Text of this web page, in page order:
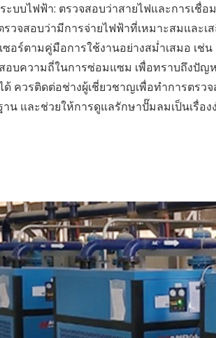
บบไฟฟ้า: ตรวจสอบว่าสายไฟและการเชื่
วจสอบว่ามีการจ่ายไฟฟ้าที่เหมาะสมและเ
ซอร์ตามคู่มือการใช้งานอย่างสม่ำเสมอ เ
อบความถี่ในการซ่อมแซม เพื่อทราบถึงปั
ควรติดต่อช่างผู้เชี่ยวชาญเพื่อทำการตร
น และช่วยให้การดูแลรักษาปั๊มลมเป็นเรื่อ